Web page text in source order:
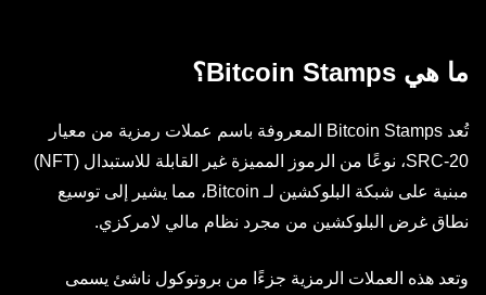
ما هي Bitcoin Stamps؟
تُعد Bitcoin Stamps المعروفة باسم عملات رمزية من معيار
SRC-20، نوعًا من الرموز المميزة غير القابلة للاستبدال (NFT)
مبنية على شبكة البلوكشين لـ Bitcoin، مما يشير إلى توسيع
نطاق غرض البلوكشين من مجرد نظام مالي لامركزي.
وتعد هذه العملات الرمزية جزءًا من بروتوكول ناشئ يسمى